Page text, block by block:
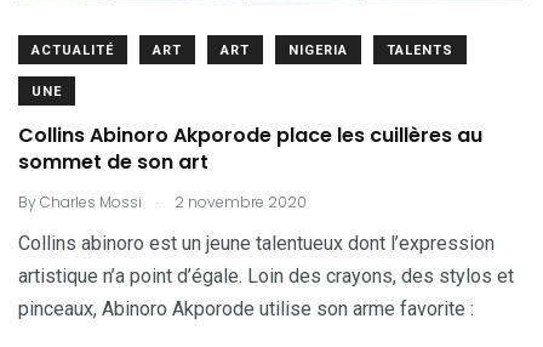
ACTUALITÉ ART ART NIGERIA TALENTS
UNE
Collins Abinoro Akporode place les cuillères au
sommet de son art
ByCharles Mossi . 2 novembre 2020
Collins abinoro est un jeune talentueux dont l’expression
artistique n’a point d’égale. Loin des crayons, des stylos et
pinceaux, Abinoro Akporode utilise son arme favorite :